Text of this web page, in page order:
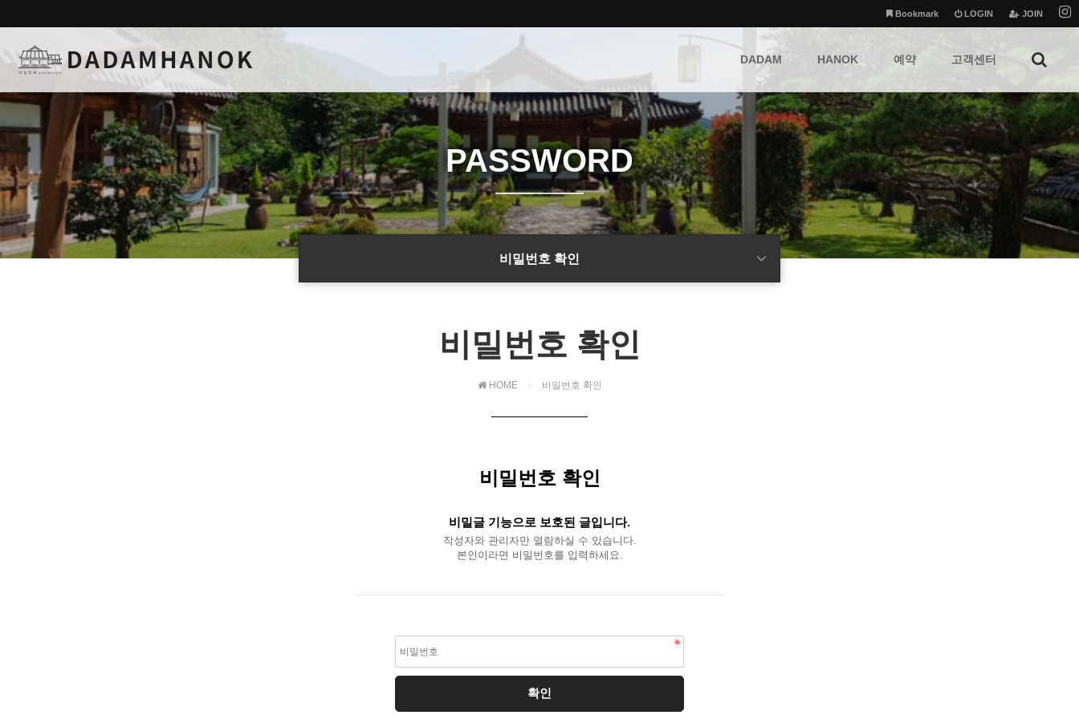
JOIN
LOGIN
Bookmark
DADAM
하위분류
HANOK
하위분류
예약
하위분류
고객센터
하위분류
PASSWORD
비밀번호 확인
비밀번호 확인
HOME 비밀번호 확인
비밀번호 확인
비밀글 기능으로 보호된 글입니다.
작성자와 관리자만 열람하실 수 있습니다.
본인이라면 비밀번호를 입력하세요.